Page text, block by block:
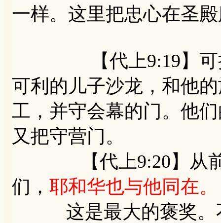
一样。这里把忠心在圣
【代上9:19】可拉
可利的儿子沙龙，和他
工，并守会幕的门。他
又把守营门。
【代上9:20】从前
们， 耶和华也与他同在。
这是最大的褒奖。不